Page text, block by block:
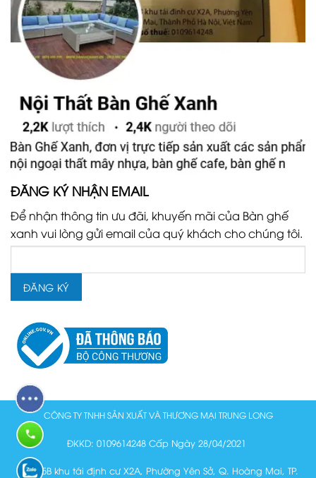
ĐĂNG KÝ NHẬN EMAIL
Để nhận thông tin ưu đãi, khuyến mãi của Bàn ghế
xanh vui lòng gửi email của quý khách cho chúng tôi.
CÔNG TY TNHH SẢN XUẤT VÀ THƯƠNG MẠI TRUNG LONG
ĐKKD: 0109614248 Cấp Ngày 28/04/2021
Lô N15B khu tái định cư X2A, Phường Yên Sở, Q. Hoàng Mai, TP.